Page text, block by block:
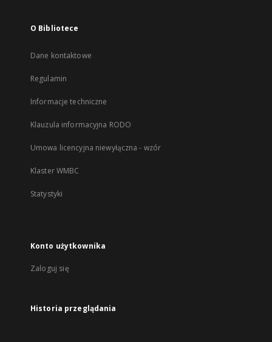
O Bibliotece
Dane kontaktowe
Regulamin
Informacje techniczne
Klauzula informacyjna RODO
Umowa licencyjna niewyłączna - wzór
Klaster WMBC
Statystyki
Konto użytkownika
Zaloguj się
Historia przeglądania